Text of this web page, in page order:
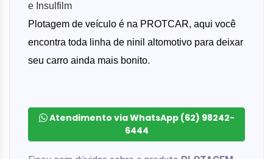
e Insulfilm
Plotagem de veículo é na PROTCAR, aqui você
encontra toda linha de ninil altomotivo para deixar
seu carro ainda mais bonito.
Atendimento via WhatsApp (62) 98242-
6444